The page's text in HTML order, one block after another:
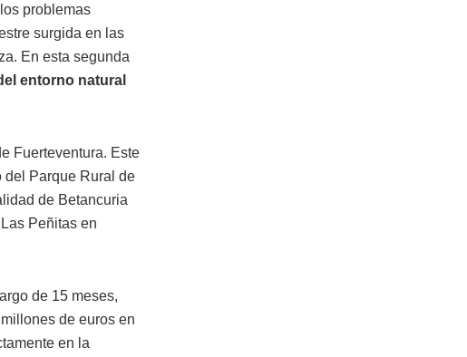
problemas
surgida en las
En esta segunda
entorno natural
Fuerteventura. Este
del Parque Rural de
de Betancuria
Peñitas en
de 15 meses,
de euros en
en la